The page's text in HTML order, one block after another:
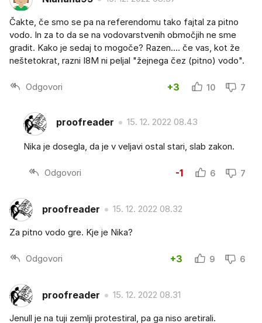
Čakte, če smo se pa na referendomu tako fajtal za pitno
vodo. In za to da se na vodovarstvenih območjih ne sme
gradit. Kako je sedaj to mogoče? Razen.... če vas, kot že
neštetokrat, razni I8M ni peljal "žejnega čez (pitno) vodo".
Odgovori +3 10 7
proofreader 15. 12. 2022 08.43
Nika je dosegla, da je v veljavi ostal stari, slab zakon.
Odgovori -1 6 7
proofreader 15. 12. 2022 08.32
Za pitno vodo gre. Kje je Nika?
Odgovori +3 9 6
proofreader 15. 12. 2022 08.31
Jenull je na tuji zemlji protestiral, pa ga niso aretirali.